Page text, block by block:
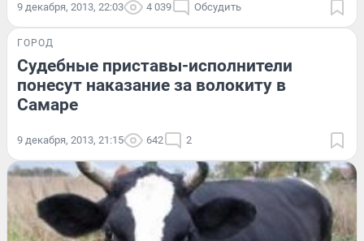
9 декабря, 2013, 22:03 4 039 Обсудить
ГОРОД
Судебные приставы-исполнители
понесут наказание за волокиту в
Самаре
9 декабря, 2013, 21:15 642 2